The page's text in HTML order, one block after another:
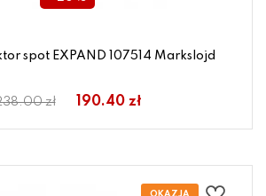
spot EXPAND 107514 Markslojd
zł 190.40 zł